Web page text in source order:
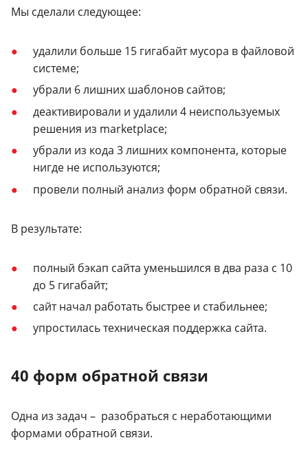
Мы сделали следующее:
удалили больше 15 гигабайт мусора в файловой
системе;
убрали 6 лишних шаблонов сайтов;
деактивировали и удалили 4 неиспользуемых
решения из marketplace;
убрали из кода 3 лишних компонента, которые
нигде не используются;
провели полный анализ форм обратной связи.
В результате:
полный бэкап сайта уменьшился в два раза с 10
до 5 гигабайт;
сайт начал работать быстрее и стабильнее;
упростилась техническая поддержка сайта.
40 форм обратной связи
Одна из задач – разобраться с неработающими
формами обратной связи.